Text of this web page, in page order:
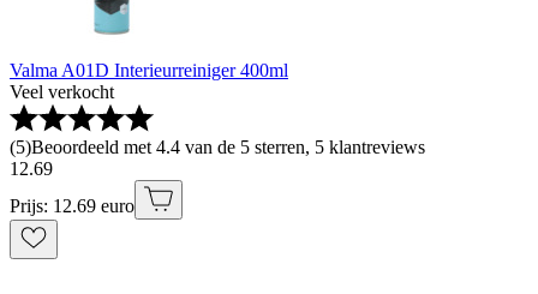
Valma A01D Interieurreiniger 400ml
Veel verkocht
(5)Beoordeeld met 4.4 van de 5 sterren, 5 klantreviews
12.69
Prijs: 12.69 euro